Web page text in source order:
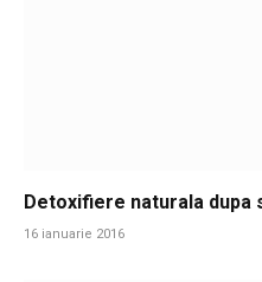
Detoxifiere naturala dupa
16 ianuarie 2016